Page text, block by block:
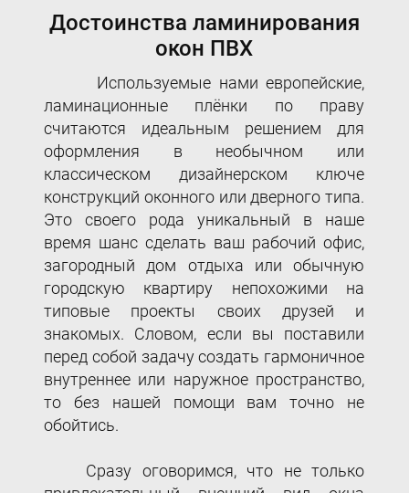
Достоинства ламинирования
окон ПВХ
Используемые нами европейские,
ламинационные плёнки по праву
считаются идеальным решением для
оформления в необычном или
классическом дизайнерском ключе
конструкций оконного или дверного типа.
Это своего рода уникальный в наше
время шанс сделать ваш рабочий офис,
загородный дом отдыха или обычную
городскую квартиру непохожими на
типовые проекты своих друзей и
знакомых. Словом, если вы поставили
перед собой задачу создать гармоничное
внутреннее или наружное пространство,
то без нашей помощи вам точно не
обойтись.
Сразу оговоримся, что не только